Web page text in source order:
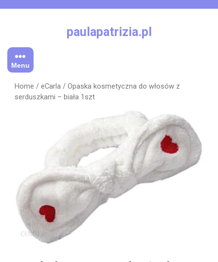
paulapatrizia.pl
Menu
Home / eCarla / Opaska kosmetyczna do włosów z
serduszkami – biała 1szt